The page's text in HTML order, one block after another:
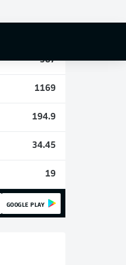
387
1169
194.9
34.45
19
GOOGLE PLAY